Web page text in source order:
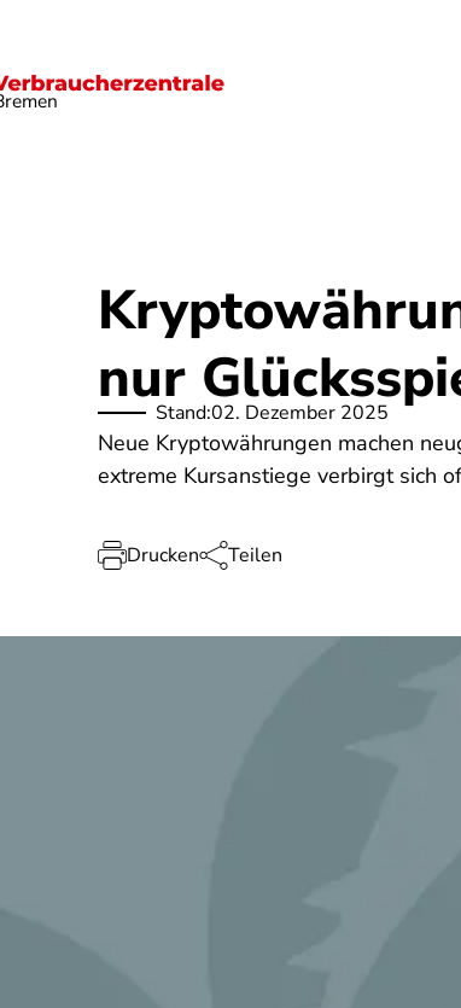
Digitales Lebensmittel
nurStand:02. Dezember 2025
Neue Kryptowährungen machen
extreme Kursanstiege verbirgt sich
Drucken Teilen